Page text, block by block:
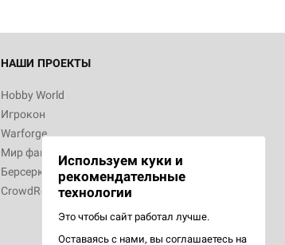
НАШИ ПРОЕКТЫ
Hobby World
Игрокон
Warforge
Мир фантастики
Берсерк
CrowdRepublic
Используем куки и
рекомендательные
технологии
Это чтобы сайт работал лучше.
Оставаясь с нами, вы соглашаетесь на